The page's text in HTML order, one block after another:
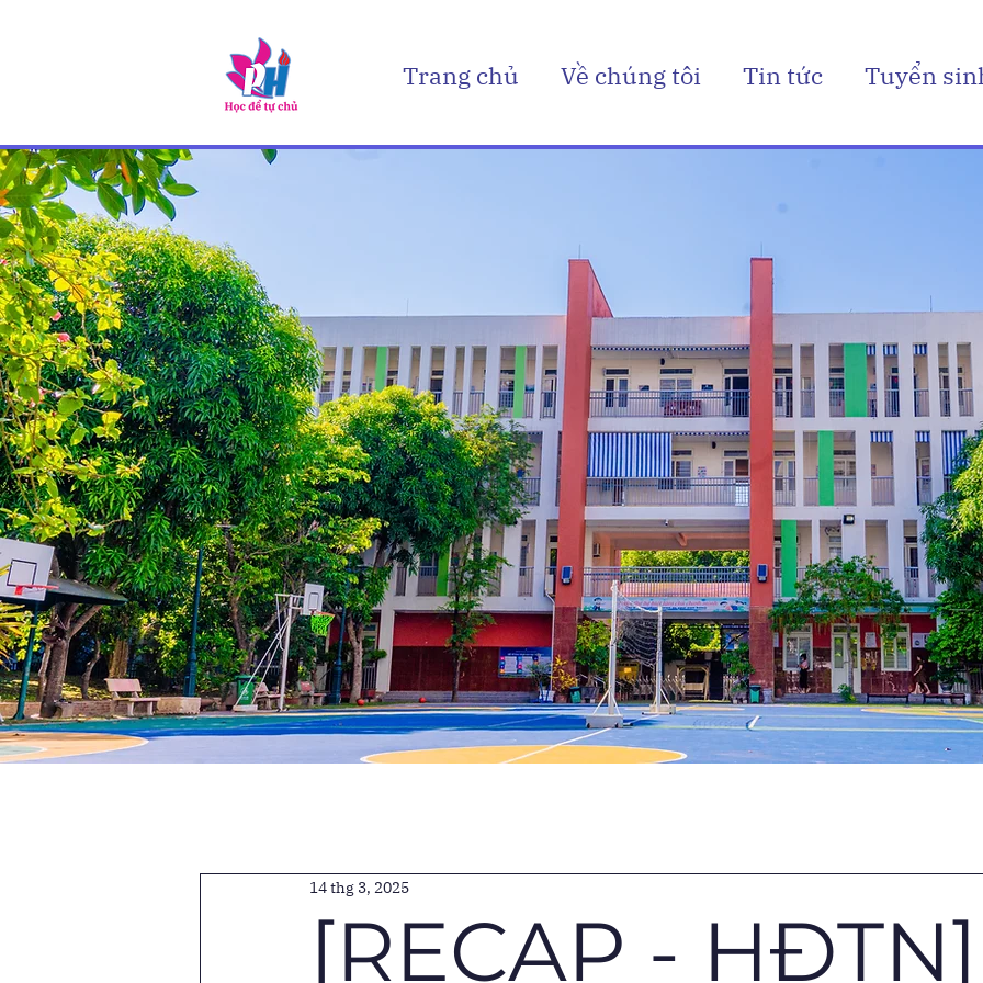
Trang chủ Về chúng tôi Tin tức Tuyển
[RECAP -
14 thg 3, 2025